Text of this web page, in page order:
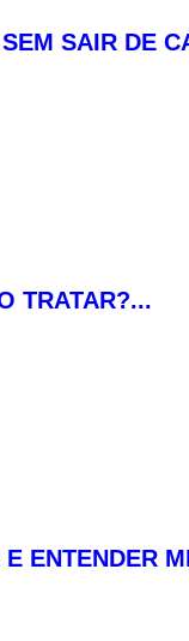
SAIR DE
TRATAR?...
ENTENDER